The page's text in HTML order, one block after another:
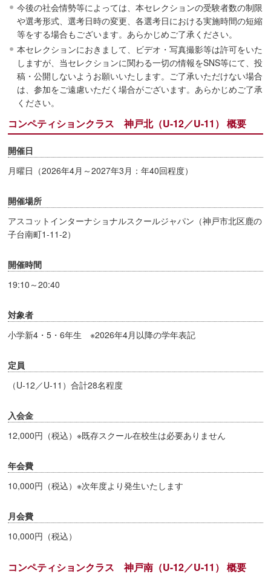
今後の社会情勢等によっては、本セレクションの受験者数の制限
や選考形式、選考日時の変更、各選考日における実施時間の短縮
等をする場合もございます。あらかじめご了承ください。
本セレクションにおきまして、ビデオ・写真撮影等は許可をいた
しますが、当セレクションに関わる一切の情報をSNS等にて、投
稿・公開しないようお願いいたします。ご了承いただけない場合
は、参加をご遠慮いただく場合がございます。あらかじめご了承
ください。
コンペティションクラス 神戸北（U-12／U-11） 概要
開催日
月曜日（2026年4月～2027年3月：年40回程度）
開催場所
アスコットインターナショナルスクールジャパン（神戸市北区鹿の
子台南町1-11-2）
開催時間
19:10～20:40
対象者
小学新4・5・6年生 ※2026年4月以降の学年表記
定員
（U-12／U-11）合計28名程度
入会金
12,000円（税込）※既存スクール在校生は必要ありません
年会費
10,000円（税込）※次年度より発生いたします
月会費
10,000円（税込）
コンペティションクラス 神戸南（U-12／U-11） 概要